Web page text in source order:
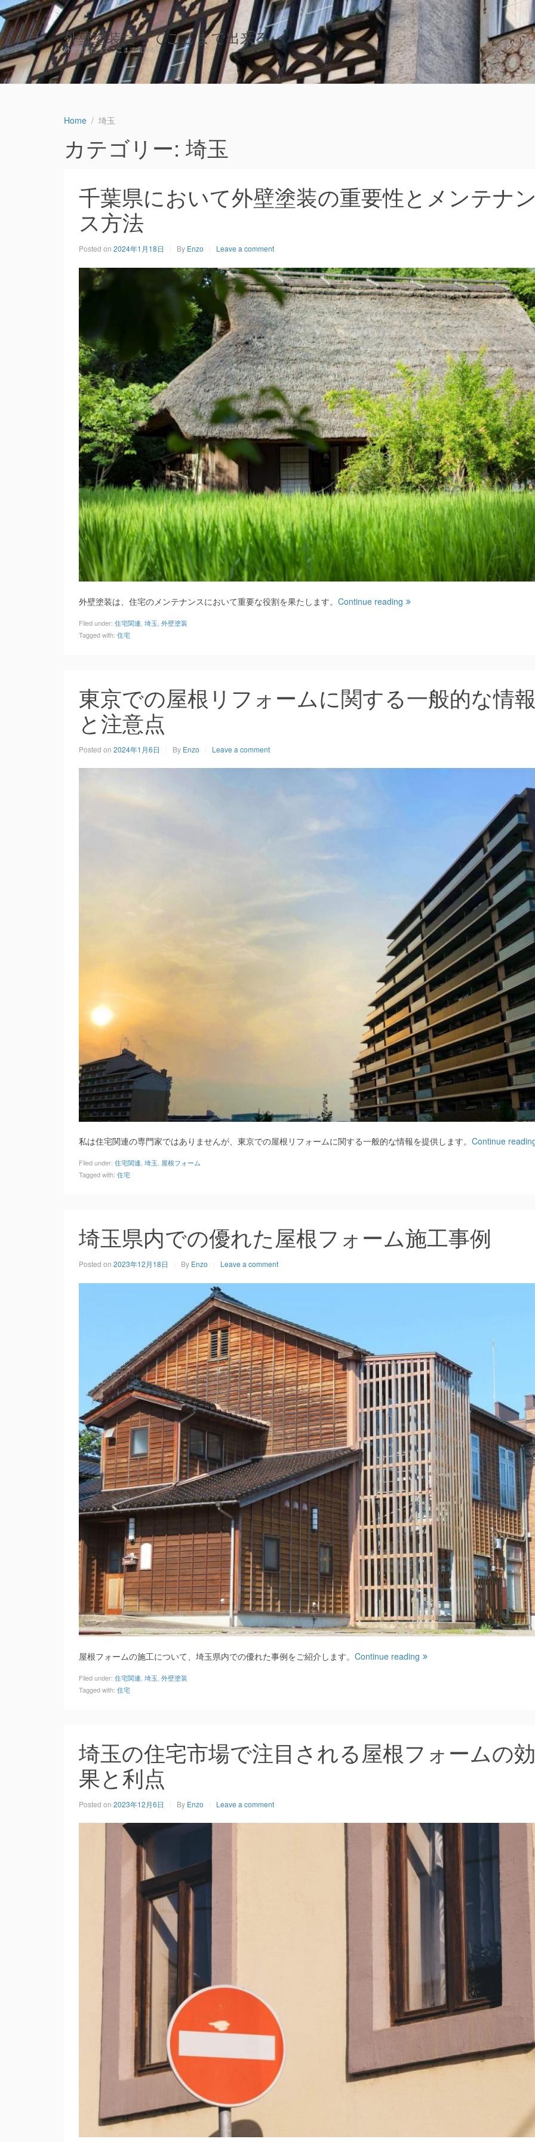
外壁塗装だってここまで出来る
外壁塗装だってここまで出来る
Home 埼玉
カテゴリー: 埼玉
千葉県において外壁塗装の重要性とメンテナ
ス方法
Posted on 2024年1月18日 By Enzo Leave a comment
外壁塗装は、住宅のメンテナンスにおいて重要な役割を果たします。 Continue reading
Filed under: 住宅関連 埼玉 外壁塗装
Tagged with: 住宅
東京での屋根リフォームに関する一般的な情
と注意点
Posted on 2024年1月6日 By Enzo Leave a comment
私は住宅関連の専門家ではありませんが、東京での屋根リフォームに関する一般的な情報を提供します。 Continue
Filed under: 住宅関連 埼玉 屋根フォーム
Tagged with: 住宅
埼玉県内での優れた屋根フォーム施工事例
Posted on 2023年12月18日 By Enzo Leave a comment
屋根フォームの施工について、埼玉県内での優れた事例をご紹介します。 Continue reading
Filed under: 住宅関連 埼玉 外壁塗装
Tagged with: 住宅
埼玉の住宅市場で注目される屋根フォームの効
果と利点
Posted on 2023年12月6日 By Enzo Leave a comment